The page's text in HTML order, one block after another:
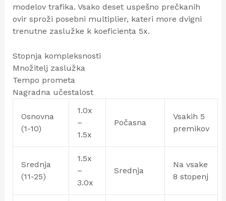
modelov trafika. Vsako deset uspešno prečkanih
ovir sproži posebni multiplier, kateri more dvigni
trenutne zaslužke k koeficienta 5x.
Stopnja kompleksnosti
Množitelj zaslužka
Tempo prometa
Nagradna učestalost
Osnovna
(1-10)
1.0x
–
1.5x
Počasna
Vsakih 5
premikov
Srednja
(11-25)
1.5x
–
3.0x
Srednja
Na vsake
8 stopenj